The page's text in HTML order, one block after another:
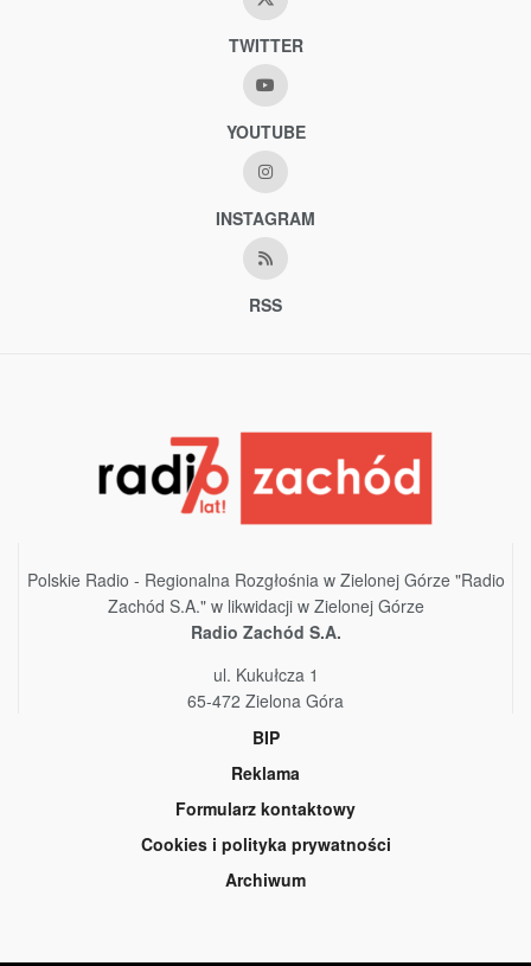
TWITTER
YOUTUBE
INSTAGRAM
RSS
Polskie Radio - Regionalna Rozgłośnia w Zielonej Górze "Radio
Zachód S.A." w likwidacji w Zielonej Górze
Radio Zachód S.A.
ul. Kukułcza 1
65-472 Zielona Góra
BIP
Reklama
Formularz kontaktowy
Cookies i polityka prywatności
Archiwum